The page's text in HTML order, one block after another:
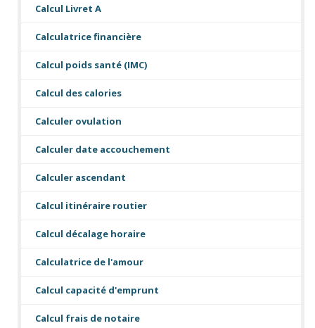
Calcul Livret A
Calculatrice financière
Calcul poids santé (IMC)
Calcul des calories
Calculer ovulation
Calculer date accouchement
Calculer ascendant
Calcul itinéraire routier
Calcul décalage horaire
Calculatrice de l'amour
Calcul capacité d'emprunt
Calcul frais de notaire